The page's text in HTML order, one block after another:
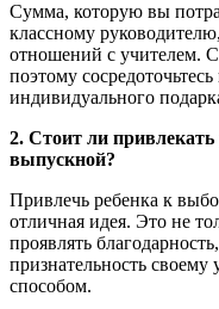
Сумма, которую вы
классному
отношений с учителем.
поэтому
индивидуального
2. Стоит ли
выпускной?
Привлечь ребенка к
отличная идея. Это не
проявлять
признательность
способом.